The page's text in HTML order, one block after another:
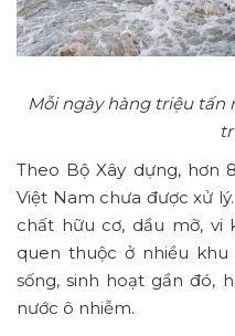
Mỗi ngày hàng triệu tấn
Theo Bộ Xây dựng, hơn
Việt Nam chưa được xử
chất hữu cơ, dầu mỡ, vi
quen thuộc ở nhiều khu
sống, sinh hoạt gần đó,
nước ô nhiễm.